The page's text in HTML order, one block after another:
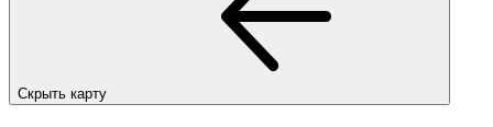
Скрыть карту